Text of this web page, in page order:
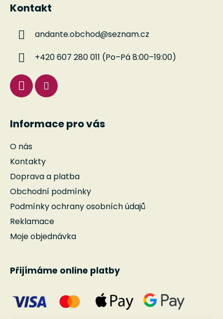
Kontakt
andante.obchod@seznam.cz
+420 607 280 011 (Po–Pá 8:00–19:00)
Informace pro vás
O nás
Kontakty
Doprava a platba
Obchodní podmínky
Podmínky ochrany osobních údajů
Reklamace
Moje objednávka
Přijímáme online platby